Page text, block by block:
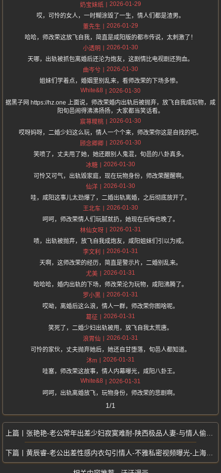
奶宝妹纸
2026-01-29
哎，可怜的女人，一时糊涂毁了一生，情人们都是渣男。
董先生
2026-01-29
哈哈，师改荣这放飞自我，简直是咸阳版的都市传说，太刺激了！
小透明
2026-01-30
天哪，出轨被抓包离婚后还沦为炮友，这剧情比电视剧还狗血。
曲岑兮
2026-01-30
姐妹们学着点，婚姻里别乱来，看师改荣的下场多惨。
White&8
2026-01-30
据黑子网 https://hz.one 上面说，师改荣婚内出轨后被抛弃，放飞自我成玩物，咸
阳旬邑闹得沸沸扬扬，大家都当笑话看。
宸荨糭桃
2026-01-30
哎呀妈呀，二婚少妇这么玩，情人一个个来，师改荣你这是自找的吧。
顾念卿卿
2026-01-30
笑喷了，丈夫甩了她，她还跟别人鬼混，旬邑的八卦真多。
冰糖
2026-01-30
可怜又可气，出轨毁家庭，现在玩物身份，师改荣醒醒啊。
仙洋
2026-01-30
哇，咸阳这事儿太劲爆了，二婚出轨离婚，之后彻底放开了。
王北车
2026-01-30
呵呵，师改荣情人们玩腻就扔，她现在后悔也晚了。
林仙女呀
2026-01-31
啧，出轨被抛弃，放飞自我成炮友，咸阳姐妹们引以为戒。
李文利
2026-01-31
天啊，这师改荣的经历，简直是警示片，二婚别乱来。
尤美
2026-01-31
哈哈哈，婚内出轨的下场，师改荣沦为玩物，咸阳沸腾了。
罗小黑
2026-01-31
哎呦，离婚后这么浪，情人一群，师改荣你图啥呢。
葛征
2026-01-31
笑死了，二婚少妇出轨被甩，放飞自我太荒唐。
浪胃仙
2026-01-31
可怜的家伙，丈夫抛弃她后，她还自甘堕落，旬邑人都知道。
沐m
2026-01-31
哇塞，师改荣这故事，情人内幕曝光，咸阳八卦王。
White&8
2026-01-31
呵呵，出轨离婚放飞，玩物身份，师改荣的悲剧啊。
1/1
张艳艳-老公常年出差少妇寂寞难耐-陕西极品人妻-与情人偷情不雅视频曝光
黄辰睿-老公出差性感内衣勾引情人-不雅私密视频曝光-上海极品少妇